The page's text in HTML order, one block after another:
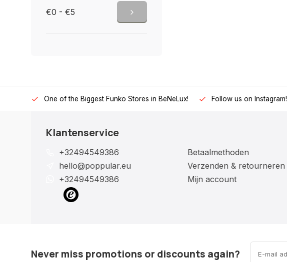
€0 - €5
One of the Biggest Funko Stores in BeNeLux! Follow us on Instagram!
Klantenservice
+32494549386
hello@poppular.eu
+32494549386
Betaalmethoden
Verzenden & retourneren
Mijn account
Never miss promotions or discounts again?